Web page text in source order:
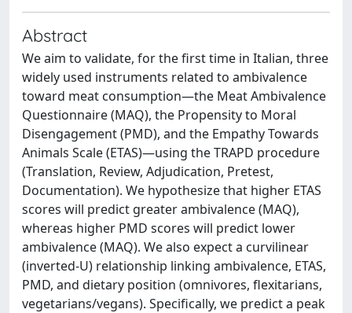
Abstract
We aim to validate, for the first time in Italian, three
widely used instruments related to ambivalence
toward meat consumption—the Meat Ambivalence
Questionnaire (MAQ), the Propensity to Moral
Disengagement (PMD), and the Empathy Towards
Animals Scale (ETAS)—using the TRAPD procedure
(Translation, Review, Adjudication, Pretest,
Documentation). We hypothesize that higher ETAS
scores will predict greater ambivalence (MAQ),
whereas higher PMD scores will predict lower
ambivalence (MAQ). We also expect a curvilinear
(inverted-U) relationship linking ambivalence, ETAS,
PMD, and dietary position (omnivores, flexitarians,
vegetarians/vegans). Specifically, we predict a peak